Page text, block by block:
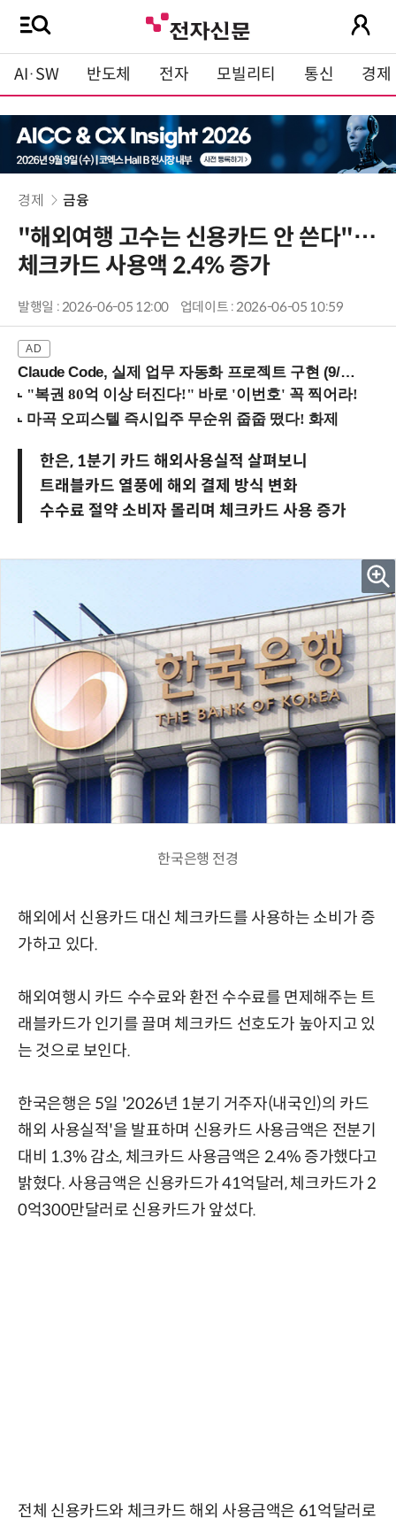
AI·SW 반도체 전자 모빌리티 통신 경제
경제 금융
"해외여행 고수는 신용카드 안 쓴다"…
체크카드 사용액 2.4% 증가
발행일 : 2026-06-05 12:00 업데이트 : 2026-06-05 10:59
Claude Code, 실제 업무 자동화 프로젝트 구현 (9/16 ~17 강남역)
한은, 1분기 카드 해외사용실적 살펴보니
트래블카드 열풍에 해외 결제 방식 변화
수수료 절약 소비자 몰리며 체크카드 사용 증가
한국은행 전경
해외에서 신용카드 대신 체크카드를 사용하는 소비가 증
가하고 있다.
해외여행시 카드 수수료와 환전 수수료를 면제해주는 트
래블카드가 인기를 끌며 체크카드 선호도가 높아지고 있
는 것으로 보인다.
한국은행은 5일 '2026년 1분기 거주자(내국인)의 카드
해외 사용실적'을 발표하며 신용카드 사용금액은 전분기
대비 1.3% 감소, 체크카드 사용금액은 2.4% 증가했다고
밝혔다. 사용금액은 신용카드가 41억달러, 체크카드가 2
0억300만달러로 신용카드가 앞섰다.
전체 신용카드와 체크카드 해외 사용금액은 61억달러로